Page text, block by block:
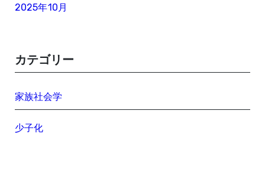
2025年10月
カテゴリー
家族社会学
少子化